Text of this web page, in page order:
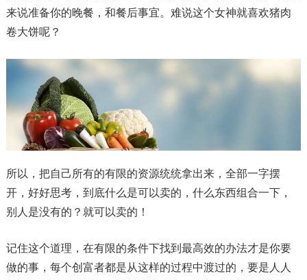
来说准备你的晚餐，和餐后事宜。难说这个女神就喜欢猪肉
卷大饼呢？
所以，把自己所有的有限的资源统统拿出来，全部一字摆
开，好好思考，到底什么是可以卖的，什么东西组合一下，
别人是没有的？就可以卖的！
记住这个道理，在有限的条件下找到最高效的办法才是你要
做的事，每个创富者都是从这样的过程中渡过的，要是人人